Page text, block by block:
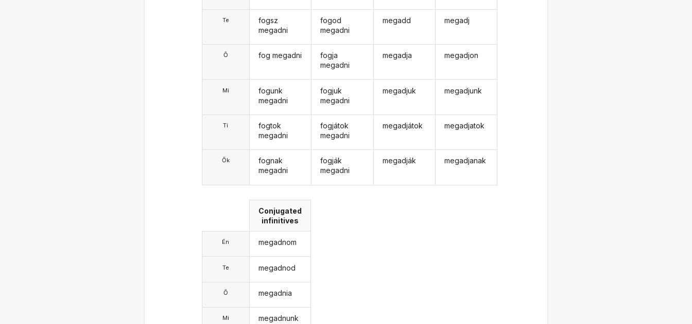
Te
Ő
Mi
Ti
Ők
fogsz
megadni
fog megadni
fogunk
megadni
fogtok
megadni
fognak
megadni
fogod
megadni
fogja
megadni
fogjuk
megadni
fogjátok
megadni
fogják
megadni
megadd
megadja
megadjuk
megadjátok
megadják
megadj
megadjon
megadjunk
megadjatok
megadjanak
Én
Te
Ő
Mi
Conjugated
infinitives
megadnom
megadnod
megadnia
megadnunk